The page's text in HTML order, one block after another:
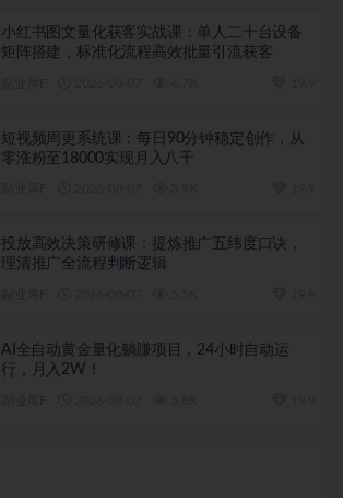
小红书图文量化获客实战课：单人二十台设备
矩阵搭建，标准化流程高效批量引流获客
短视频周更系统课：每日90分钟稳定创作，从
零涨粉至18000实现月入八千
投放高效决策研修课：提炼推广五纬度口诀，
理清推广全流程判断逻辑
AI全自动黄金量化躺賺项目，24小时自动运
行，月入2W！